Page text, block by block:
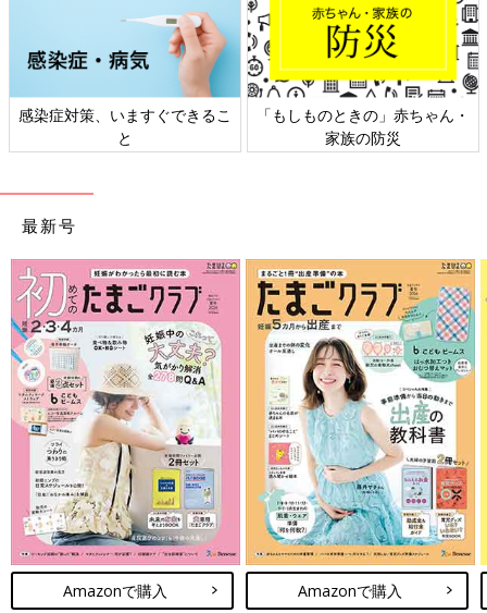
――苦労されたんですね。お子さんを正式に委託されたのが2歳
ころでしょうか？2歳って一般的にもイヤイヤ期と言われます
し、パワフルに動いて本当に大変ですよね。
鮫川 そうですね。毎朝ベビーカーでお散歩に出かけて、夕方帰
ろうとすると「帰りたくない！」と言われたり、お昼寝させよう
あるときは、外出時に椅子から落ちて頭を打ってしまって。帰宅
い」と言われたんですよ。ただ、時すでに遅しで。入浴したあと
だったので、真っ青になりました（苦笑）。
――乳児院にその後も相談されていたんですね。
鮫川 はい。委託が始まった当初は、乳児院の里親支援専門相談
員さんが月に1回、家庭訪問に来てくださっていましたし、発熱
やケガなどは電話で相談に乗ってもらっていました。また、月に
1回児童相談所で開かれている里親サロンに参加して、先輩に悩
みや愚痴を聞いてもらったりしていました。
育児で無理をしないよう、幼稚園を頼ることに
――ほかに育児の外部サポートを利用することはありましたか？
感染症対策、いますぐできるこ
と
「もしものときの」赤ちゃん・
家族の防災
最新号
Amazonで購入 Amazonで購入